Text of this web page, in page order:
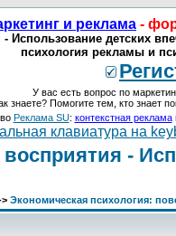
и реклама -
- Использование детских
психология рекламы и
У вас есть вопрос по
знаете? Помогите тем, кто знает
Реклама SU: контекстная реклама
клавиатура на
восприятия -
> Экономическая психология: